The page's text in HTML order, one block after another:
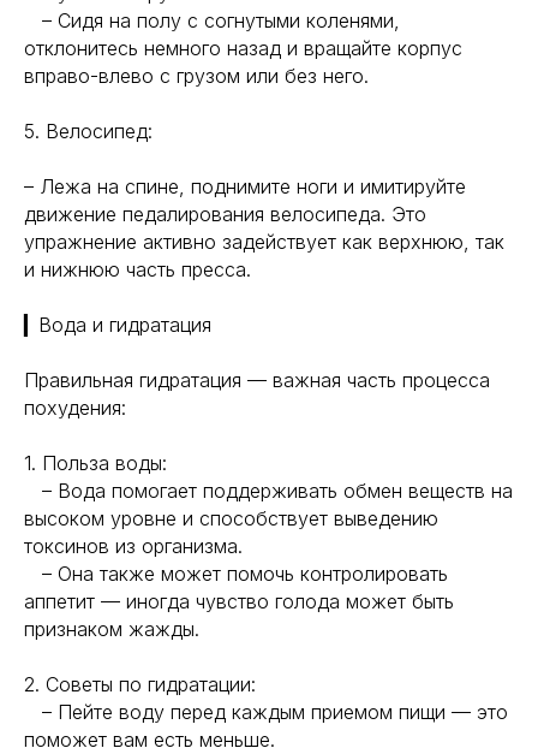
– Сидя на полу с согнутыми коленями,
отклонитесь немного назад и вращайте корпус
вправо-влево с грузом или без него.
5. Велосипед:
– Лежа на спине, поднимите ноги и имитируйте
движение педалирования велосипеда. Это
упражнение активно задействует как верхнюю, так
и нижнюю часть пресса.
▎Вода и гидратация
Правильная гидратация — важная часть процесса
похудения:
1. Польза воды:
– Вода помогает поддерживать обмен веществ на
высоком уровне и способствует выведению
токсинов из организма.
– Она также может помочь контролировать
аппетит — иногда чувство голода может быть
признаком жажды.
2. Советы по гидратации:
– Пейте воду перед каждым приемом пищи — это
поможет вам есть меньше.